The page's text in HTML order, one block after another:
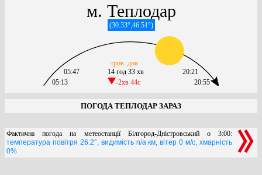
м. Теплодар
(30.33°,46.51°)
05:13
05:47
14 год 33 хв
-2хв 44c
трив. дня
20:55
20:21
ПОГОДА ТЕПЛОДАР ЗАРАЗ
Фактична погода на метеостанції Білгород-Дністровський о 3:00:
температура повітря 26.2°, видимість n/a км, вітер 0 м/с, хмарність
0%